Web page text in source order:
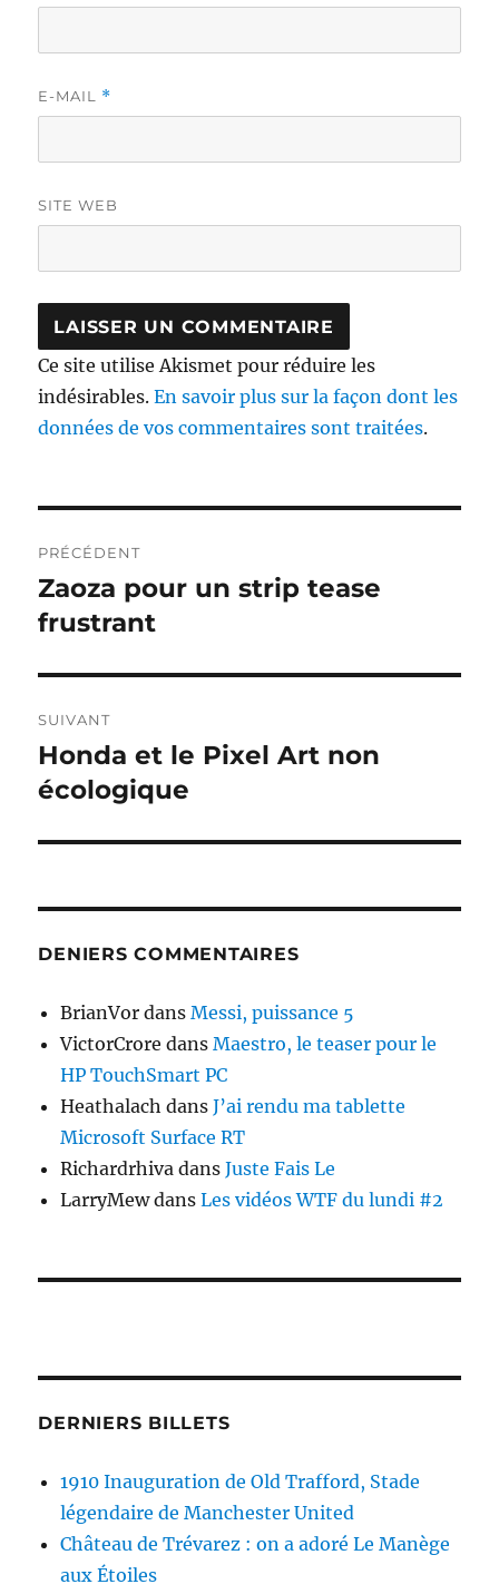
E-MAIL *
SITE WEB
Ce site utilise Akismet pour réduire les
indésirables.En savoir plus sur la façon dont les
données de vos commentaires sont traitées.
de
l’article
PRÉCÉDENT
Publication
précédente :
Zaoza pour un strip tease
frustrant
SUIVANT
Publication
suivante :
Honda et le Pixel Art non
écologique
DENIERS COMMENTAIRES
BrianVor dansMessi, puissance 5
VictorCrore dansMaestro, le teaser pour le
HP TouchSmart PC
Heathalach dansJ’ai rendu ma tablette
Microsoft Surface RT
Richardrhiva dansJuste Fais Le
LarryMewdansLes vidéos WTF du lundi #2
DERNIERS BILLETS
1910 Inauguration de Old Trafford, Stade
légendaire de Manchester United
Château de Trévarez : on a adoré Le Manège
aux Étoiles